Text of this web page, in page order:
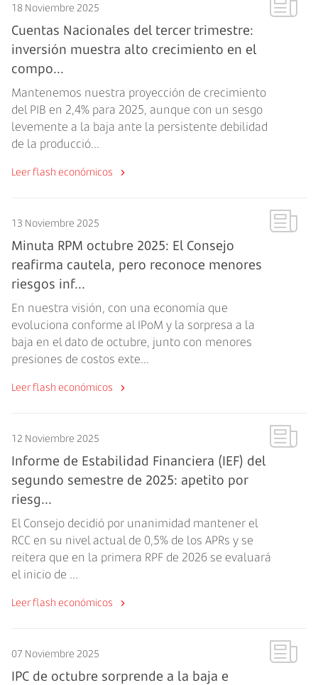
18 Noviembre 2025
Cuentas Nacionales del tercer trimestre:
inversión muestra alto crecimiento en el
compo...
Mantenemos nuestra proyección de crecimiento
del PIB en 2,4% para 2025, aunque con un sesgo
levemente a la baja ante la persistente debilidad
de la producció...
Leer flash económicos
13 Noviembre 2025
Minuta RPM octubre 2025: El Consejo
reafirma cautela, pero reconoce menores
riesgos inf...
En nuestra visión, con una economía que
evoluciona conforme al IPoM y la sorpresa a la
baja en el dato de octubre, junto con menores
presiones de costos exte...
Leer flash económicos
12 Noviembre 2025
Informe de Estabilidad Financiera (IEF) del
segundo semestre de 2025: apetito por
riesg...
El Consejo decidió por unanimidad mantener el
RCC en su nivel actual de 0,5% de los APRs y se
reitera que en la primera RPF de 2026 se evaluará
el inicio de ...
Leer flash económicos
07 Noviembre 2025
IPC de octubre sorprende a la baja e